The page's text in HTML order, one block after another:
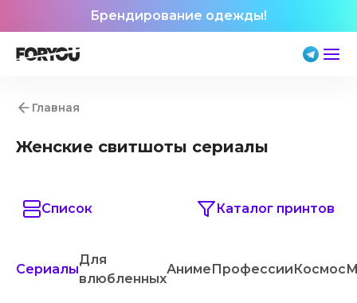
Брендирование одежды!
Главная
Женские свитшоты сериалы
Список Каталог принтов
Сериалы
Для
влюбленных
АнимеПрофессииКосмос